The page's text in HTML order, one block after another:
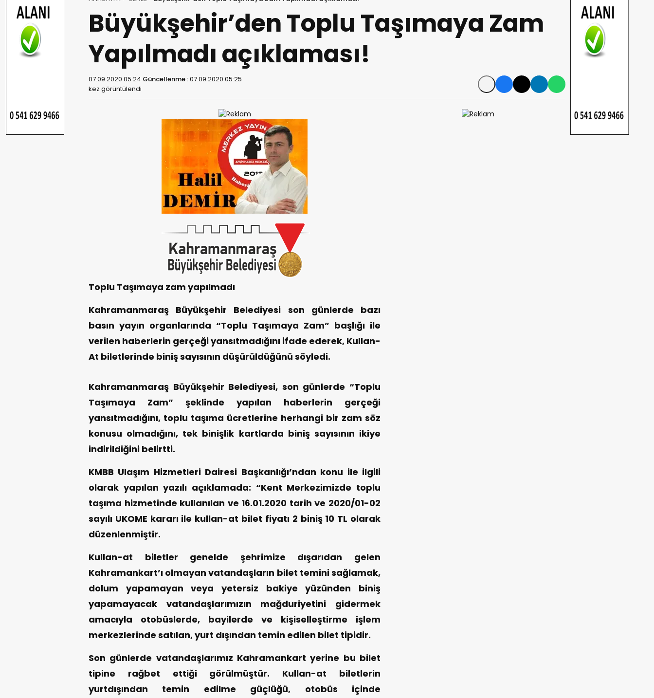
Büyükşehir’den Toplu Taşımaya Zam
Yapılmadı açıklaması!
07.09.2020 05:24 Güncellenme :07.09.2020 05:25
kez görüntülendi
Toplu Taşımaya zam yapılmadı
Kahramanmaraş Büyükşehir Belediyesi son günlerde bazı
basın yayın organlarında “Toplu Taşımaya Zam” başlığı ile
verilen haberlerin gerçeği yansıtmadığını ifade ederek, Kullan-
At biletlerinde biniş sayısının düşürüldüğünü söyledi.
Kahramanmaraş Büyükşehir Belediyesi, son günlerde “Toplu
Taşımaya Zam” şeklinde yapılan haberlerin gerçeği
yansıtmadığını, toplu taşıma ücretlerine herhangi bir zam söz
konusu olmadığını, tek binişlik kartlarda biniş sayısının ikiye
indirildiğini belirtti.
KMBB Ulaşım Hizmetleri Dairesi Başkanlığı’ndan konu ile ilgili
olarak yapılan yazılı açıklamada: “Kent Merkezimizde toplu
taşıma hizmetinde kullanılan ve 16.01.2020 tarih ve 2020/01-02
sayılı UKOME kararı ile kullan-at bilet fiyatı 2 biniş 10 TL olarak
düzenlenmiştir.
Kullan-at biletler genelde şehrimize dışarıdan gelen
Kahramankart’ı olmayan vatandaşların bilet temini sağlamak,
dolum yapamayan veya yetersiz bakiye yüzünden biniş
yapamayacak vatandaşlarımızın mağduriyetini gidermek
amacıyla otobüslerde, bayilerde ve kişiselleştirme işlem
merkezlerinde satılan, yurt dışından temin edilen bilet tipidir.
Son günlerde vatandaşlarımız Kahramankart yerine bu bilet
tipine rağbet ettiği görülmüştür. Kullan-at biletlerin
yurtdışından temin edilme güçlüğü, otobüs içinde